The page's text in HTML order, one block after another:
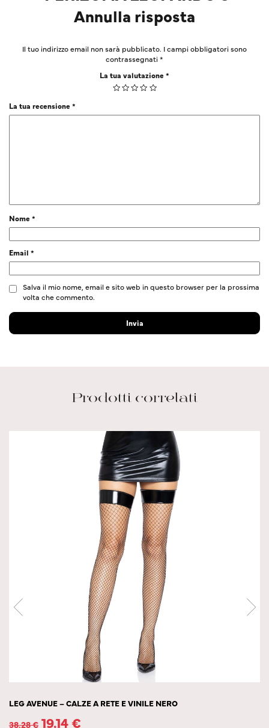
Annulla risposta
Il tuo indirizzo email non sarà pubblicato. I campi obbligatori sono
contrassegnati*
La tua valutazione*
La tua recensione*
Nome*
Email *
Salva il mio nome, email e sito web in questo browser per la prossima
volta che commento.
Prodotti correlati
LEG AVENUE – CALZE A RETE E VINILE NERO
38.28€ 19.14€